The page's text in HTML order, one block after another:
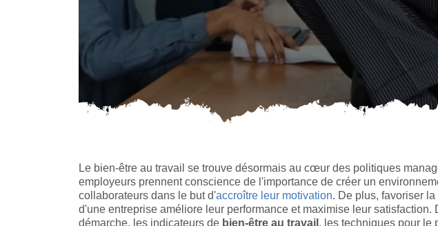
Le bien-être au travail se trouve désormais au cœur des politiques
employeurs prennent conscience de l'importance de créer un
collaborateurs dans le but d'accroître leur motivation. De plus, favoriser
d'une entreprise améliore leur performance et maximise leur
démarche, les indicateurs de bien-être au travail , les techniques pour le